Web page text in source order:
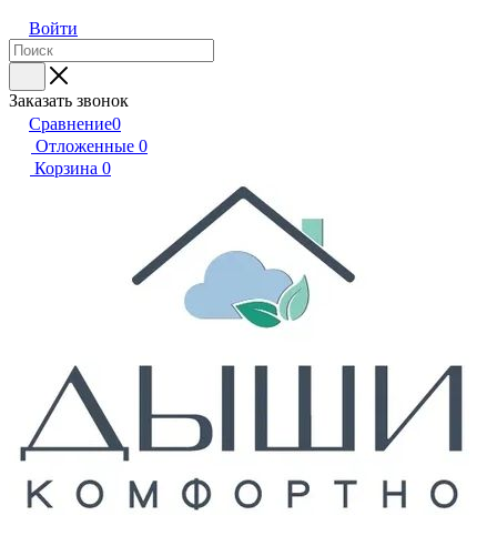
Войти
Заказать звонок
Сравнение0
Отложенные 0
Корзина 0